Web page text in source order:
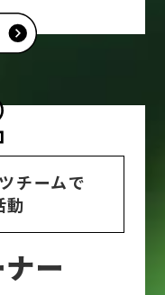
チームで
動
ー